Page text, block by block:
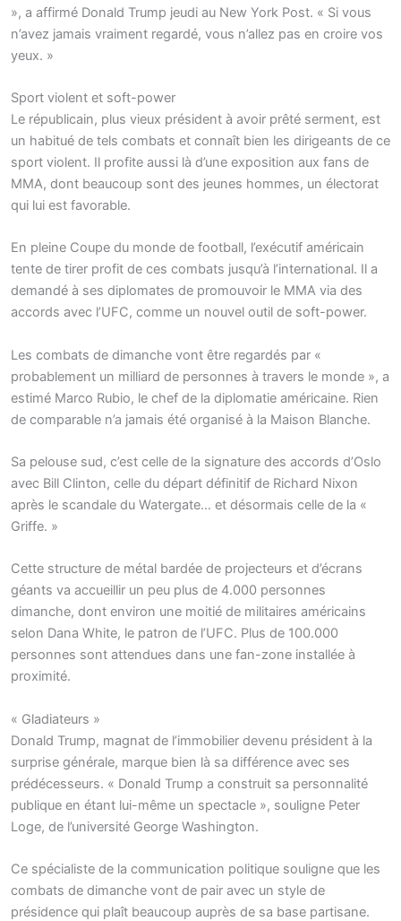
», a affirmé Donald Trump jeudi au New York Post. « Si vous
n’avez jamais vraiment regardé, vous n’allez pas en croire vos
yeux. »
Sport violent et soft-power
Le républicain, plus vieux président à avoir prêté serment, est
un habitué de tels combats et connaît bien les dirigeants de ce
sport violent. Il profite aussi là d’une exposition aux fans de
MMA, dont beaucoup sont des jeunes hommes, un électorat
qui lui est favorable.
En pleine Coupe du monde de football, l’exécutif américain
tente de tirer profit de ces combats jusqu’à l’international. Il a
demandé à ses diplomates de promouvoir le MMA via des
accords avec l’UFC, comme un nouvel outil de soft-power.
Les combats de dimanche vont être regardés par «
probablement un milliard de personnes à travers le monde », a
estimé Marco Rubio, le chef de la diplomatie américaine. Rien
de comparable n’a jamais été organisé à la Maison Blanche.
Sa pelouse sud, c’est celle de la signature des accords d’Oslo
avec Bill Clinton, celle du départ définitif de Richard Nixon
après le scandale du Watergate… et désormais celle de la «
Griffe. »
Cette structure de métal bardée de projecteurs et d’écrans
géants va accueillir un peu plus de 4.000 personnes
dimanche, dont environ une moitié de militaires américains
selon Dana White, le patron de l’UFC. Plus de 100.000
personnes sont attendues dans une fan-zone installée à
proximité.
« Gladiateurs »
Donald Trump, magnat de l’immobilier devenu président à la
surprise générale, marque bien là sa différence avec ses
prédécesseurs. « Donald Trump a construit sa personnalité
publique en étant lui-même un spectacle », souligne Peter
Loge, de l’université George Washington.
Ce spécialiste de la communication politique souligne que les
combats de dimanche vont de pair avec un style de
présidence qui plaît beaucoup auprès de sa base partisane.